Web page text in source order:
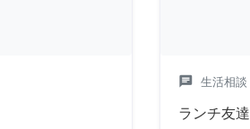
chat 生活相談
ランチ友達